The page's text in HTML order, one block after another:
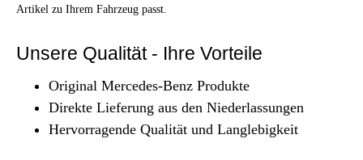
Artikel zu Ihrem Fahrzeug passt.
Unsere Qualität - Ihre Vorteile
Original Mercedes-Benz Produkte
Direkte Lieferung aus den Niederlassungen
Hervorragende Qualität und Langlebigkeit